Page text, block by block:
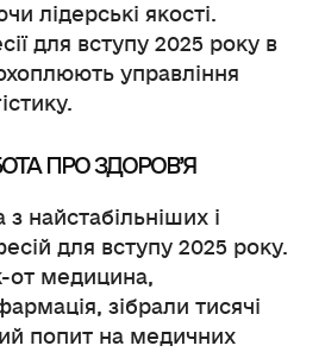
лідерські якості.
для вступу 2025 року в
управління
ПРО ЗДОРОВ’Я
найстабільніших і
для вступу 2025 року.
от медицина,
зібрали тисячі
попит на медичних